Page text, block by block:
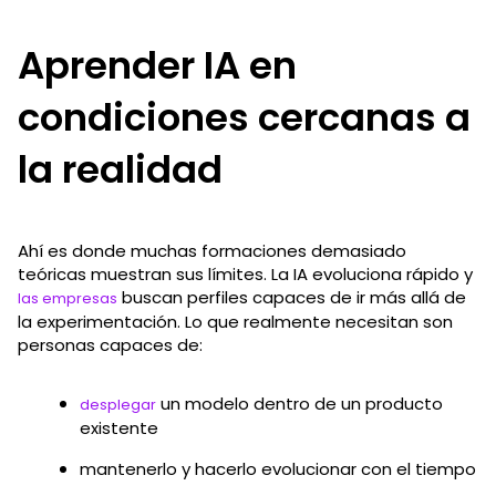
Aprender IA en
condiciones cercanas a
la realidad
Ahí es donde muchas formaciones demasiado
teóricas muestran sus límites. La IA evoluciona rápido y
las empresas buscan perfiles capaces de ir más allá de
la experimentación. Lo que realmente necesitan son
personas capaces de:
desplegar un modelo dentro de un producto
existente
mantenerlo y hacerlo evolucionar con el tiempo